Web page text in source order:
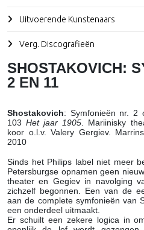
Uitvoerende Kunstenaars
Verg. Discografieën
SHOSTAKOVICH:
2 EN 11
Shostakovich: Symfonieën nr.
103Het jaar 1905 . Mariinisky
koor o.l.v. Valery Gergiev.
2010
Sinds het Philips label niet meer
Petersburgse opnamen geen
theater en Gegiev in navolging
zichzelf begonnen. Een van de
aan de complete symfonieën van
een onderdeel uitmaakt.
Er schuilt een zekere logica in